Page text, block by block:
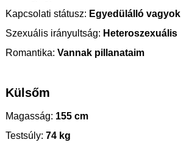
Kapcsolati státusz: Egyedülálló vagyok
Szexuális irányultság: Heteroszexuális
Romantika: Vannak pillanataim
Külsőm
Magasság: 155 cm
Testsúly: 74 kg